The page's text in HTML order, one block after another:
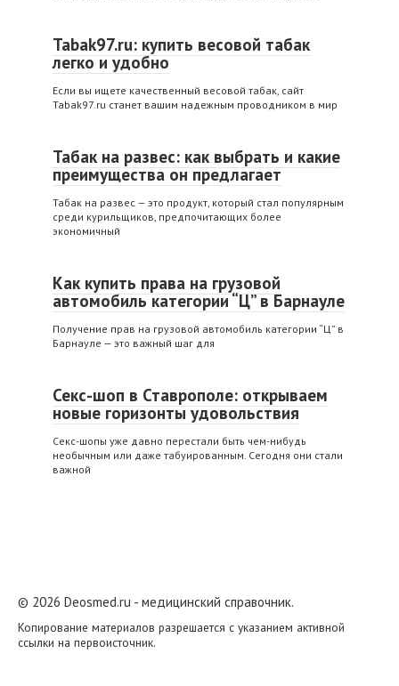
Tabak97.ru: купить весовой табак
легко и удобно
Если вы ищете качественный весовой табак, сайт
Tabak97.ru станет вашим надежным проводником в мир
Табак на развес: как выбрать и какие
преимущества он предлагает
Табак на развес — это продукт, который стал популярным
среди курильщиков, предпочитающих более
экономичный
Как купить права на грузовой
автомобиль категории “Ц” в Барнауле
Получение прав на грузовой автомобиль категории “Ц” в
Барнауле — это важный шаг для
Секс-шоп в Ставрополе: открываем
новые горизонты удовольствия
Секс-шопы уже давно перестали быть чем-нибудь
необычным или даже табуированным. Сегодня они стали
важной
© 2026 Deosmed.ru - медицинский справочник.
Копирование материалов разрешается с указанием активной
ссылки на первоисточник.